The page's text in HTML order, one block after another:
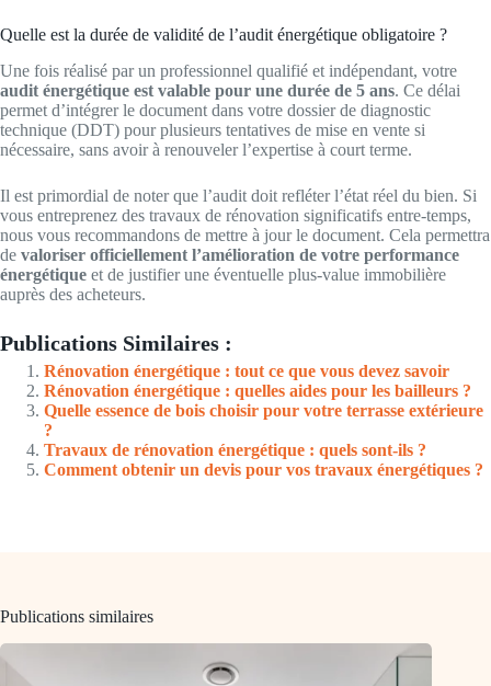
Quelle est la durée de validité de l’audit énergétique obligatoire ?
Une fois réalisé par un professionnel qualifié et indépendant, votre
audit énergétique est valable pour une durée de 5 ans. Ce délai
permet d’intégrer le document dans votre dossier de diagnostic
technique (DDT) pour plusieurs tentatives de mise en vente si
nécessaire, sans avoir à renouveler l’expertise à court terme.
Il est primordial de noter que l’audit doit refléter l’état réel du bien. Si
vous entreprenez des travaux de rénovation significatifs entre-temps,
nous vous recommandons de mettre à jour le document. Cela permettra
de valoriser officiellement l’amélioration de votre performance
énergétique et de justifier une éventuelle plus-value immobilière
auprès des acheteurs.
Publications Similaires :
Rénovation énergétique : tout ce que vous devez savoir
Rénovation énergétique : quelles aides pour les bailleurs ?
Quelle essence de bois choisir pour votre terrasse extérieure
?
Travaux de rénovation énergétique : quels sont-ils ?
Comment obtenir un devis pour vos travaux énergétiques ?
Publications similaires